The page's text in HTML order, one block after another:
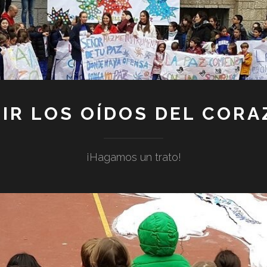
LOS OÍDOS DEL
¡Hagamos un trato!